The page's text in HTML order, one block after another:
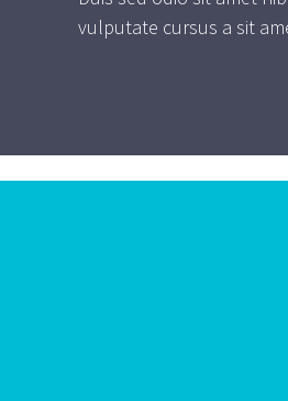
vulputate cursus a sit